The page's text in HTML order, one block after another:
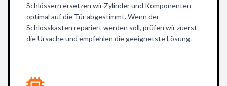
Schlössern ersetzen wir Zylinder und Komponenten
optimal auf die Tür abgestimmt. Wenn der
Schlosskasten repariert werden soll, prüfen wir zuerst
die Ursache und empfehlen die geeignetste Lösung.